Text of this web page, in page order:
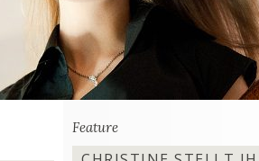
Feature